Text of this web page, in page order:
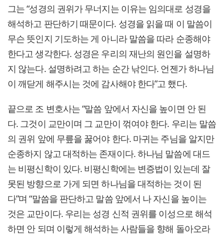
그는 “성경의 권위가 무너지는 이유는 임의대로 성경을
해석하고 판단하기 때문이다. 성경을 읽을 때 이 말씀이
무슨 뜻인지 기도하는 게 아니라 말씀을 따라 순종해야
한다고 생각한다. 성경은 우리의 재난의 원인을 설명하
지 않는다. 설명하려고 하는 순간 낚인다. 언젠가 하나님
이 깨닫게 해주시는 것에 감사해야 한다”고 했다.
끝으로 조 변호사는 “말씀 앞에서 자신을 높이면 안 된
다. 그것이 교만이며 그 교만이 꺾여야 한다. 우리는 말씀
의 권위 앞에 무릎을 꿇어야 한다. 마귀는 주님을 알지만
순종하지 않고 대적하는 존재이다. 하나님 말씀에 대드
는 비평신학이 있다. 비평신학에는 변증법이 있는데 잘
못된 방향으로 가게 되면 하나님을 대적하는 것이 된
다”며 “말씀을 판단하고 말씀 앞에서 나 자신을 높이는
것은 교만이다. 우리는 성경 신적 권위를 이성으로 해석
하면 안 되며 이렇게 해석하는 사람들을 향해 돌아오라